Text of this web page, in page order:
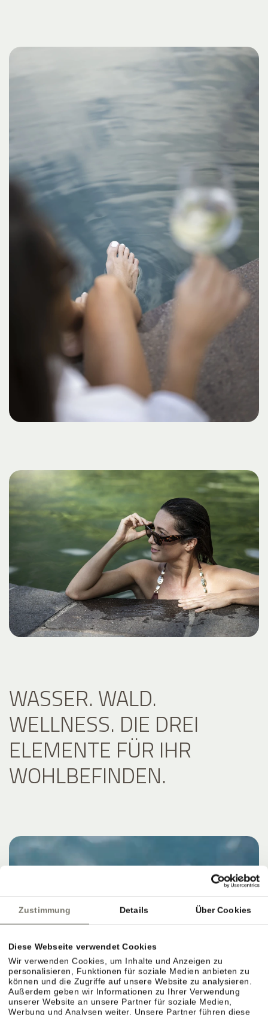
Zustimmung Details Über Cookies
Diese Webseite verwendet Cookies
Wir verwenden Cookies, um Inhalte und Anzeigen zu
personalisieren, Funktionen für soziale Medien anbieten zu
können und die Zugriffe auf unsere Website zu analysieren.
Außerdem geben wir Informationen zu Ihrer Verwendung
unserer Website an unsere Partner für soziale Medien,
Werbung und Analysen weiter. Unsere Partner führen diese
WASSER. WALD.
WELLNESS. DIE DREI
ELEMENTE FÜR IHR
WOHLBEFINDEN.